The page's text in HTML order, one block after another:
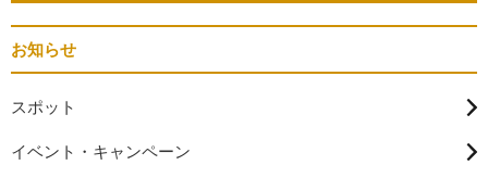
お知らせ
スポット
イベント・キャンペーン